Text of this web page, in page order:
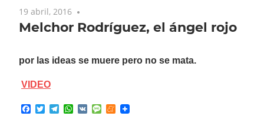
19 abril, 2016
Melchor Rodríguez, el ángel rojo
por las ideas se muere pero no se mata.
VIDEO
Facebook
TwitterTelegram
WhatsApp
VK MessageMeneame